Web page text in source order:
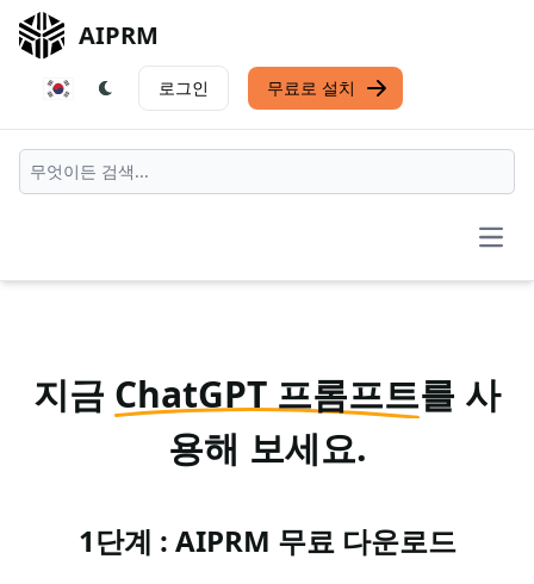
AIPRM
로그인 무료로 설치
지금 ChatGPT 프롬프트를 사
용해 보세요.
1단계 : AIPRM 무료 다운로드